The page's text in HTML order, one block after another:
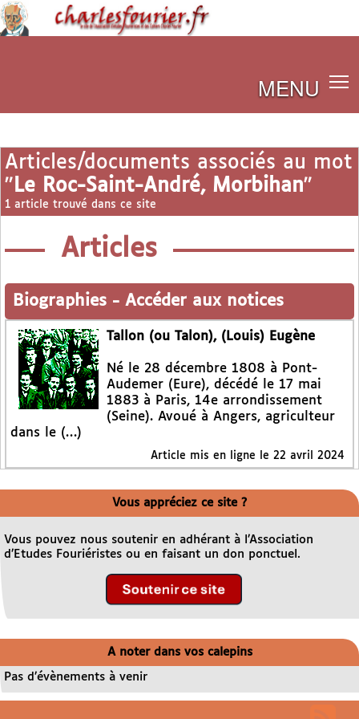
MENU
Articles/documents associés au mot
" Le Roc-Saint-André, Morbihan"
1 article trouvé dans ce site
Articles
Biographies - Accéder aux notices
Tallon (ou Talon), (Louis) Eugène
Né le 28 décembre 1808 à Pont-
Audemer (Eure), décédé le 17 mai
1883 à Paris, 14e arrondissement
(Seine). Avoué à Angers, agriculteur
dans le (…)
Article mis en ligne le 22 avril 2024
Vous appréciez ce site ?
Vous pouvez nous soutenir en adhérant à l’Association
d’Etudes Fouriéristes ou en faisant un don ponctuel.
A noter dans vos calepins
Pas d’évènements à venir